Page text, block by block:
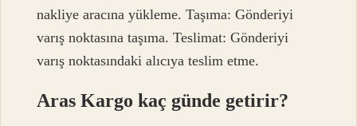
nakliye aracına yükleme. Taşıma: Gönderiyi
varış noktasına taşıma. Teslimat: Gönderiyi
varış noktasındaki alıcıya teslim etme.
Aras Kargo kaç günde getirir?